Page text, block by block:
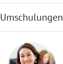
Umschulungen